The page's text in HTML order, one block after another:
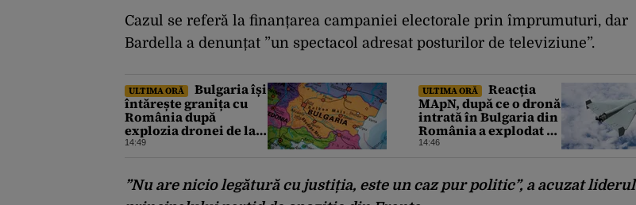
Cazul se referă la finanțarea campaniei electorale prin împrumuturi, dar
Bardella a denunțat ”un spectacol adresat posturilor de televiziune”.
ULTIMA ORĂ
Bulgaria își
întărește granița cu
România după
explozia dronei de la
Kardam. Forțe
14:49
ULTIMA ORĂ
Reacția
MApN, după ce o dronă
intrată în Bulgaria din
România a explodat în
apropierea graniței
14:46
”Nu are nicio legătură cu justiția, este un caz pur politic”, a acuzat liderul